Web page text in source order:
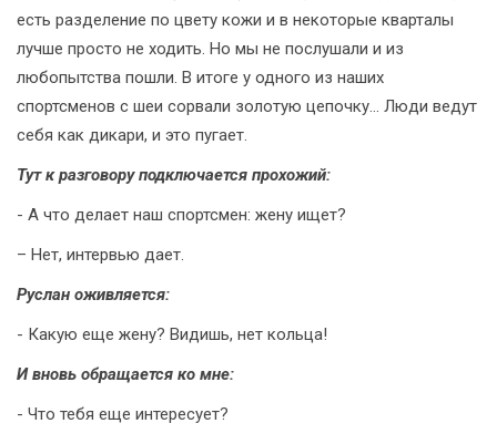
есть разделение по цвету кожи и в некоторые кварталы
лучше просто не ходить. Но мы не послушали и из
любопытства пошли. В итоге у одного из наших
спортсменов с шеи сорвали золотую цепочку... Люди ведут
себя как дикари, и это пугает.
Тут к разговору подключается прохожий:
- А что делает наш спортсмен: жену ищет?
– Нет, интервью дает.
Руслан оживляется:
- Какую еще жену? Видишь, нет кольца!
И вновь обращается ко мне:
- Что тебя еще интересует?